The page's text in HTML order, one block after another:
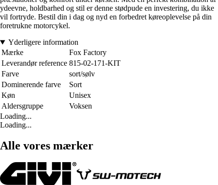
ydeevne, holdbarhed og stil er denne stødpude en investering, du ikke
vil fortryde. Bestil din i dag og nyd en forbedret køreoplevelse på din
foretrukne motorcykel.
Yderligere information
Mærke
Fox Factory
Leverandør reference 815-02-171-KIT
Farve
sort/sølv
Dominerende farve
Sort
Køn
Unisex
Aldersgruppe
Voksen
Loading...
Loading...
Alle vores mærker